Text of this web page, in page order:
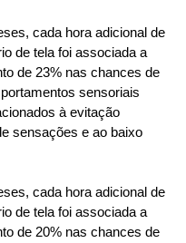
cada hora adicional de
de tela foi associada a
de 23% nas chances de
sensoriais
à evitação
sensações e ao baixo
cada hora adicional de
de tela foi associada a
de 20% nas chances de